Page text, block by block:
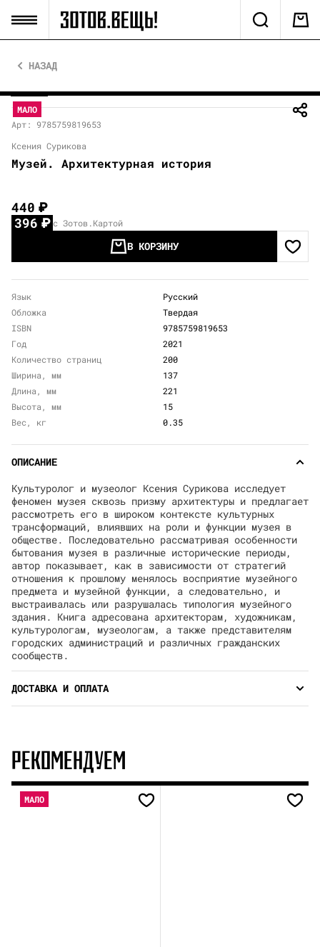
НАЗАД
МАЛО
Арт: 9785759819653
Ксения Сурикова
Музей. Архитектурная история
440₽
396₽ с Зотов.Картой
В КОРЗИНУ
Язык
Русский
Обложка
Твердая
ISBN
9785759819653
Год
2021
Количество страниц
200
Ширина, мм
137
Длина, мм
221
Высота, мм
15
Вес, кг
0.35
ОПИСАНИЕ
Культуролог и музеолог Ксения Сурикова исследует
феномен музея сквозь призму архитектуры и предлагает
рассмотреть его в широком контексте культурных
трансформаций, влиявших на роли и функции музея в
обществе. Последовательно рассматривая особенности
бытования музея в различные исторические периоды,
автор показывает, как в зависимости от стратегий
отношения к прошлому менялось восприятие музейного
предмета и музейной функции, а следовательно, и
выстраивалась или разрушалась типология музейного
здания. Книга адресована архитекторам, художникам,
культурологам, музеологам, а также представителям
городских администраций и различных гражданских
сообществ.
ДОСТАВКА И ОПЛАТА
РЕКОМЕНДУЕМ
МАЛО